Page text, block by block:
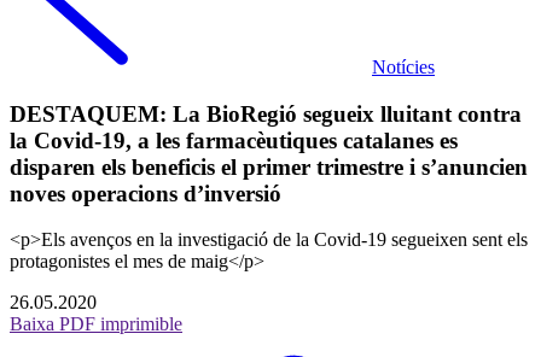
Notícies
DESTAQUEM: La BioRegió segueix lluitant contra
la Covid-19, a les farmacèutiques catalanes es
disparen els beneficis el primer trimestre i s’anuncien
noves operacions d’inversió
<p>Els avenços en la investigació de la Covid-19 segueixen sent els
protagonistes el mes de maig</p>
26.05.2020
Baixa PDF imprimible